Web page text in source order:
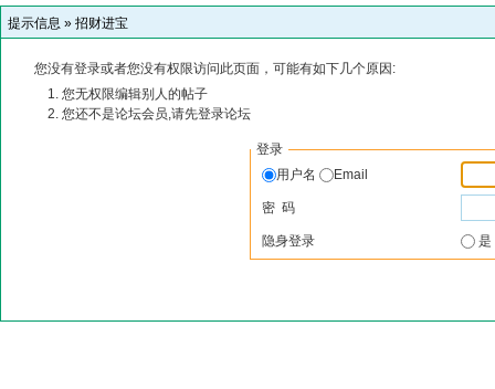
提示信息 » 招财进宝
您没有登录或者您没有权限访问此页面，可能有如下几个原因:
您无权限编辑别人的帖子
您还不是论坛会员,请先登录论坛
登录
用户名
Email
密 码
隐身登录